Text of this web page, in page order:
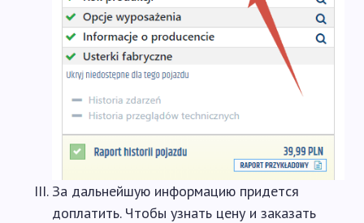
За дальнейшую информацию придется
доплатить. Чтобы узнать цену и заказать